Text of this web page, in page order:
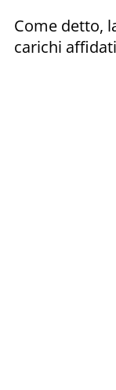
Come detto,
carichi